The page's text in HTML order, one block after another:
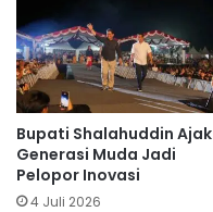
Bupati Shalahuddin Ajak
Generasi Muda Jadi
Pelopor Inovasi
4 Juli 2026